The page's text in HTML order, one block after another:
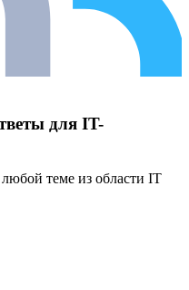
для IT-
теме из области IT